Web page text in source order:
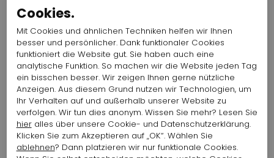
Artikelnummer : 16351-1061
Farbe: Violett
149,07 $ 74,54 $
JOSEPH RIBKOFF HOSE 2922 261761
Artikelnummer : 15782-1050
Farbe: Blau
495,76 $
247,88 $
Cookies.
Mit Cookies und ähnlichen Techniken helfen wir Ihnen
besser und persönlicher. Dank funktionaler Cookies
funktioniert die Website gut. Sie haben auch eine
analytische Funktion. So machen wir die Website jeden Tag
ein bisschen besser. Wir zeigen Ihnen gerne nützliche
Anzeigen. Aus diesem Grund nutzen wir Technologien, um
Ihr Verhalten auf und außerhalb unserer Website zu
verfolgen. Wir tun dies anonym. Wissen Sie mehr? Lesen Sie
hieralles über unsere Cookie- und Datenschutzerklärung.
Klicken Sie zum Akzeptieren auf „OK“. Wählen Sie
ablehnen? Dann platzieren wir nur funktionale Cookies.